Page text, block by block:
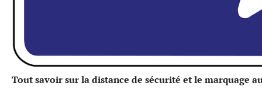
Tout savoir sur la distance de sécurité et le marquage